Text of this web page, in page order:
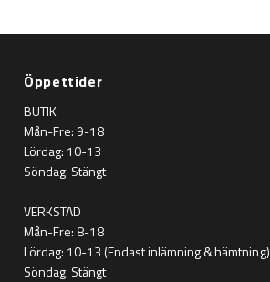
Öppettider
BUTIK
Mån-Fre: 9-18
Lördag: 10-13
Söndag: Stängt
VERKSTAD
Mån-Fre: 8-18
Lördag: 10-13 (Endast inlämning & hämtning)
Söndag: Stängt